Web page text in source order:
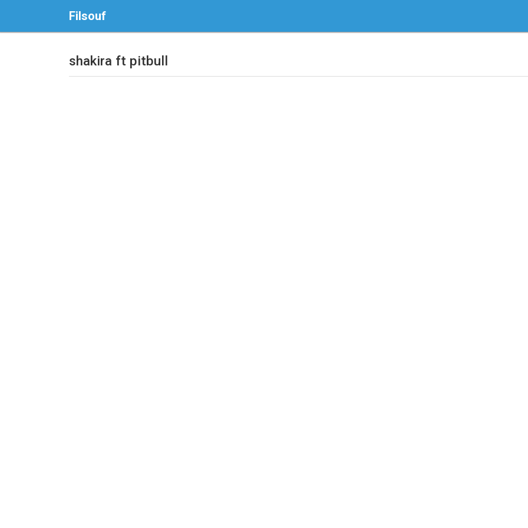
Filsouf
shakira ft pitbull